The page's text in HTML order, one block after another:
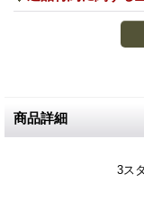
商品詳細
3ス